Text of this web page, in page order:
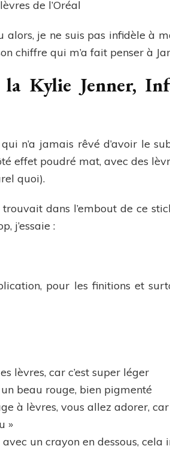
alors, je ne suis pas infidèle à
chiffre qui m’a fait penser à
la Kylie Jenner,
n’a jamais rêvé d’avoir le
effet poudré mat, avec des
quoi).
dans l’embout de ce
j’essaie :
pour les finitions et
lèvres, car c’est super léger
beau rouge, bien pigmenté
à lèvres, vous allez adorer, car
»
un crayon en dessous,